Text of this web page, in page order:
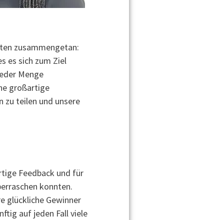
zusammengetan:
es sich zum Ziel
Menge
großartige
zu teilen und unsere
Feedback und für
konnten.
glückliche Gewinner
auf jeden Fall viele